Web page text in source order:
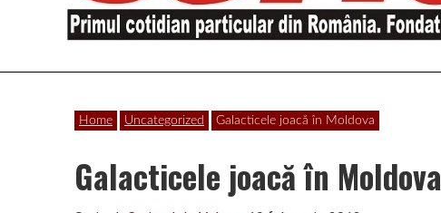
Curierul
de
Primul
particular
din
România
Home Uncategorized Galacticele joacă în Moldova
Galacticele joacă în Moldova